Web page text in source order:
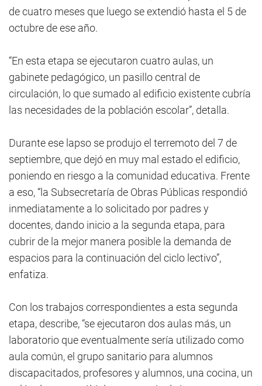
de cuatro meses que luego se extendió hasta el 5 de
octubre de ese año.
“En esta etapa se ejecutaron cuatro aulas, un
gabinete pedagógico, un pasillo central de
circulación, lo que sumado al edificio existente cubría
las necesidades de la población escolar”, detalla.
Durante ese lapso se produjo el terremoto del 7 de
septiembre, que dejó en muy mal estado el edificio,
poniendo en riesgo a la comunidad educativa. Frente
a eso, “la Subsecretaría de Obras Públicas respondió
inmediatamente a lo solicitado por padres y
docentes, dando inicio a la segunda etapa, para
cubrir de la mejor manera posible la demanda de
espacios para la continuación del ciclo lectivo”,
enfatiza.
Con los trabajos correspondientes a esta segunda
etapa, describe, “se ejecutaron dos aulas más, un
laboratorio que eventualmente sería utilizado como
aula común, el grupo sanitario para alumnos
discapacitados, profesores y alumnos, una cocina, un